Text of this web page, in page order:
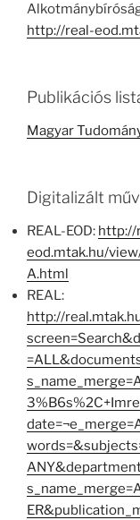
http://real-
Publikációs
Magyar
Digitalizált
REAL-EOD: http://
eod.mtak.hu/
A.html
REAL:
http://